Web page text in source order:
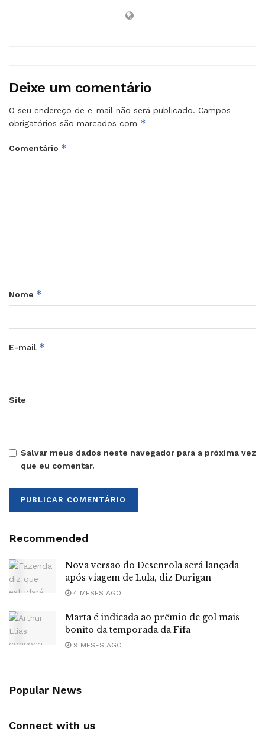
Deixe um comentário
O seu endereço de e-mail não será publicado. Campos
obrigatórios são marcados com *
Comentário *
Nome *
E-mail *
Site
Salvar meus dados neste navegador para a próxima vez
que eu comentar.
Recommended
Nova versão do Desenrola será lançada
após viagem de Lula, diz Durigan
4 MESES AGO
Marta é indicada ao prêmio de gol mais
bonito da temporada da Fifa
9 MESES AGO
Popular News
Connect with us